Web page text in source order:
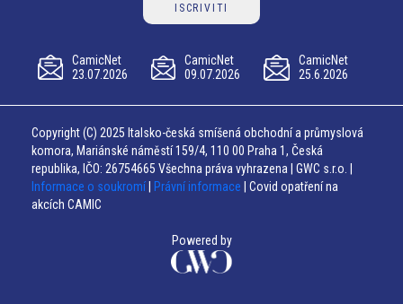
ISCRIVITI
CamicNet
23.07.2026
CamicNet
09.07.2026
CamicNet
25.6.2026
Copyright (C) 2025 Italsko-česká smíšená obchodní a průmyslová
komora, Mariánské náměstí 159/4, 110 00 Praha 1, Česká
republika, IČO: 26754665 Všechna práva vyhrazena | GWC s.r.o. |
Informace o soukromí
Právní informace | Covid opatření na
akcích CAMIC
Powered by